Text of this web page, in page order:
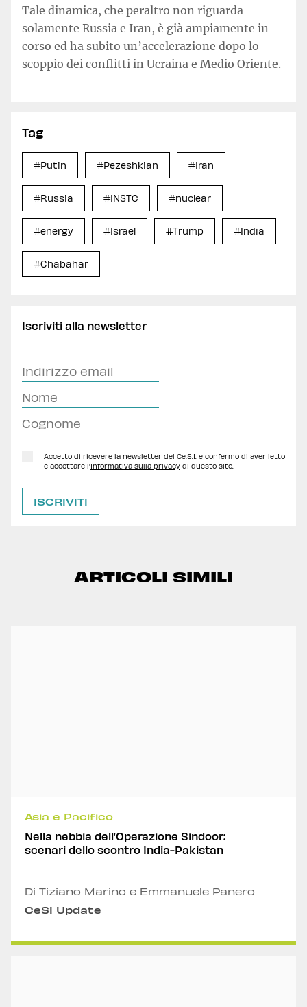
Tale dinamica, che peraltro non riguarda
solamente Russia e Iran, è già ampiamente in
corso ed ha subito un’accelerazione dopo lo
scoppio dei conflitti in Ucraina e Medio Oriente.
Tag
#Putin #Pezeshkian #Iran
#Russia #INSTC #nuclear
#energy #Israel #Trump #India
#Chabahar
Iscriviti alla newsletter
Accetto di ricevere la newsletter del Ce.S.I. e confermo di aver letto
e accettare l'Informativa sulla privacy di questo sito.
ARTICOLI SIMILI
Asia e Pacifico
Nella nebbia dell’Operazione Sindoor:
scenari dello scontro India-Pakistan
Di Tiziano Marino e Emmanuele Panero
CeSI Update